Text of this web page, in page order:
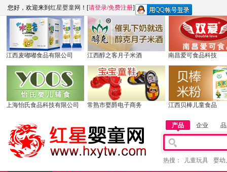
您好，欢迎来到 红星婴童网 ！[请登录/免费注册]
江西麦嘟嘟食品有限公司 江西醇之客月子米酒 南昌爱可食品科技
上海怡氏食品科技有限公司 常熟市婴爵电子商务 江西贝棒儿童食品
产品 企业
热搜： 儿童玩具 婴幼